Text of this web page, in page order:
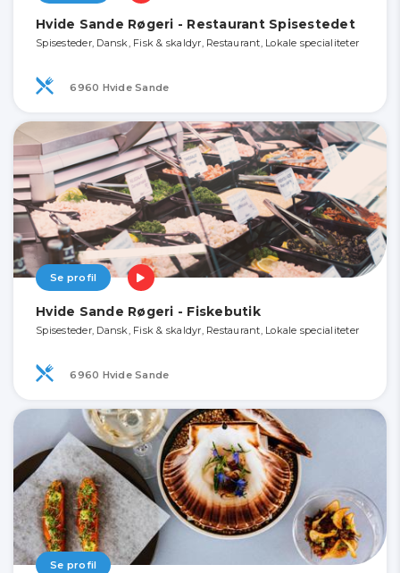
Hvide Sande Røgeri - Restaurant Spisestedet
Spisesteder, Dansk, Fisk & skaldyr, Restaurant, Lokale specialiteter
6960 Hvide Sande
Se profil
Hvide Sande Røgeri - Fiskebutik
Spisesteder, Dansk, Fisk & skaldyr, Restaurant, Lokale specialiteter
6960 Hvide Sande
Se profil